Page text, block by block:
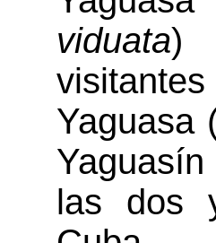
viduata)
Yaguasa
las dos